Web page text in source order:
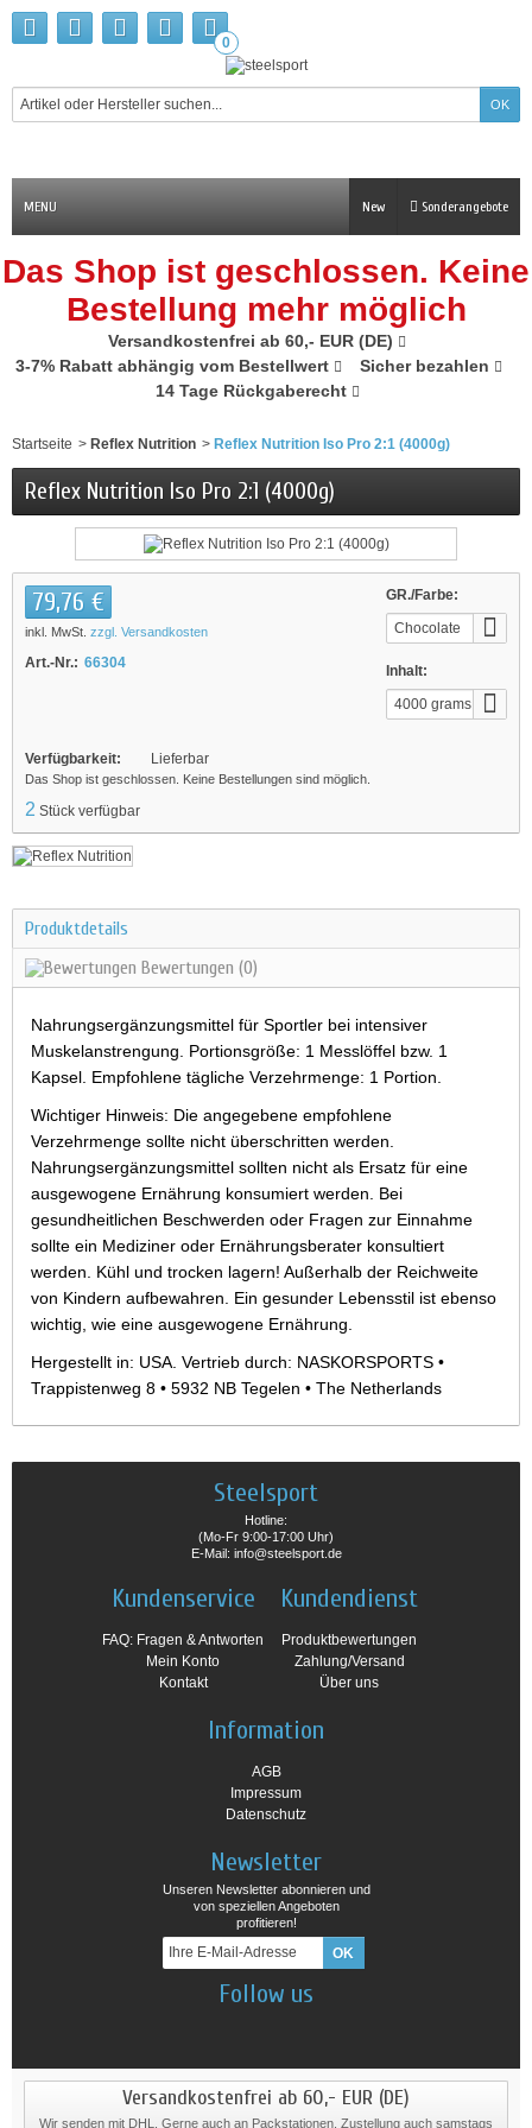
0
MENU Sonderangebote
New
Das Shop ist geschlossen. Keine
Bestellung mehr möglich
Versandkostenfrei ab 60,- EUR (DE)
3-7% Rabatt abhängig vom Bestellwert
Sicher bezahlen
14 Tage Rückgaberecht
Startseite > Reflex Nutrition > Reflex Nutrition Iso Pro 2:1 (4000g)
Reflex Nutrition Iso Pro 2:1 (4000g)
GR./Farbe:
Chocolate
Inhalt:
4000 grams
79,76 €
inkl. MwSt. zzgl. Versandkosten
Art.-Nr.: 66304
Verfügbarkeit: Lieferbar
Das Shop ist geschlossen. Keine Bestellungen sind möglich.
2 Stück verfügbar
Produktdetails
Bewertungen (0)
Nahrungsergänzungsmittel für Sportler bei intensiver
Muskelanstrengung. Portionsgröße: 1 Messlöffel bzw. 1
Kapsel. Empfohlene tägliche Verzehrmenge: 1 Portion.
Wichtiger Hinweis: Die angegebene empfohlene
Verzehrmenge sollte nicht überschritten werden.
Nahrungsergänzungsmittel sollten nicht als Ersatz für eine
ausgewogene Ernährung konsumiert werden. Bei
gesundheitlichen Beschwerden oder Fragen zur Einnahme
sollte ein Mediziner oder Ernährungsberater konsultiert
werden. Kühl und trocken lagern! Außerhalb der Reichweite
von Kindern aufbewahren. Ein gesunder Lebensstil ist ebenso
wichtig, wie eine ausgewogene Ernährung.
Hergestellt in: USA. Vertrieb durch: NASKORSPORTS •
Trappistenweg 8 • 5932 NB Tegelen • The Netherlands
Steelsport
Hotline:
(Mo-Fr 9:00-17:00 Uhr)
E-Mail: info@steelsport.de
Kundenservice
FAQ: Fragen & Antworten
Mein Konto
Kontakt
Kundendienst
Produktbewertungen
Zahlung/Versand
Über uns
Information
AGB
Impressum
Datenschutz
Newsletter
Unseren Newsletter abonnieren und
von speziellen Angeboten
profitieren!
Follow us
Versandkostenfrei ab 60,- EUR (DE)
Wir senden mit DHL. Gerne auch an Packstationen. Zustellung auch samstags